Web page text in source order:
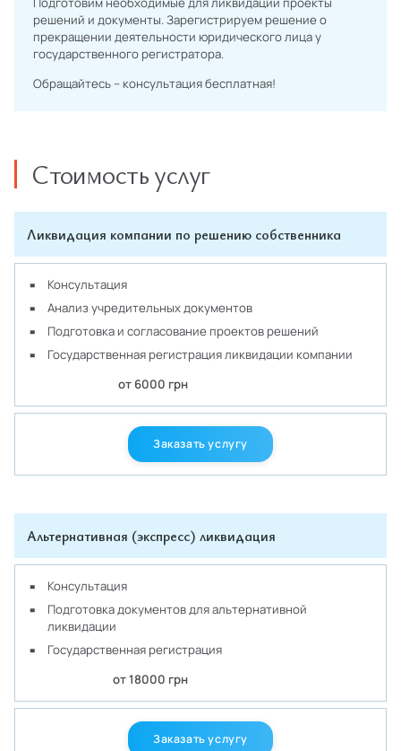
решений и документы. Зарегистрируем решение о
прекращении деятельности юридического лица у
государственного регистратора.
Обращайтесь – консультация бесплатная!
Стоимость услуг
Ликвидация компании по решению собственника
Консультация
Анализ учредительных документов
Подготовка и согласование проектов решений
Государственная регистрация ликвидации компании
от 6000 грн
Заказать услугу
Альтернативная (экспресс) ликвидация
Консультация
Подготовка документов для альтернативной
ликвидации
Государственная регистрация
от 18000 грн
Заказать услугу